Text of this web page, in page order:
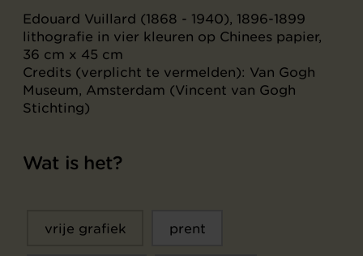
Edouard Vuillard (1868 - 1940), 1896-1899
lithografie in vier kleuren op Chinees papier,
36 cm x 45 cm
Credits (verplicht te vermelden): Van Gogh
Museum, Amsterdam (Vincent van Gogh
Stichting)
Wat is het?
vrije grafiek prent